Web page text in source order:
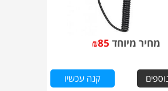
מחיר מיוחד ₪85
קנה עכשיו